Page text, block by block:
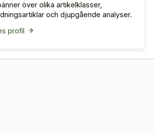
över olika artikelklasser,
och djupgående analyser.
profil